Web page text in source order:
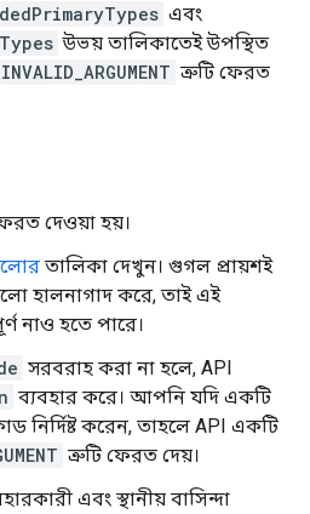
এবং
উভয় তালিকাতেই উপস্থিত
INVALID_ARGUMENT ত্রুটি ফেরত
দেওয়া হয়।
তালিকা দেখুন। গুগল প্রায়শই
হালনাগাদ করে, তাই এই
নাও হতে পারে।
সরবরাহ করা না হলে, API
ব্যবহার করে। আপনি যদি একটি
নির্দিষ্ট করেন, তাহলে API একটি
ত্রুটি ফেরত দেয়।
এবং স্থানীয় বাসিন্দা